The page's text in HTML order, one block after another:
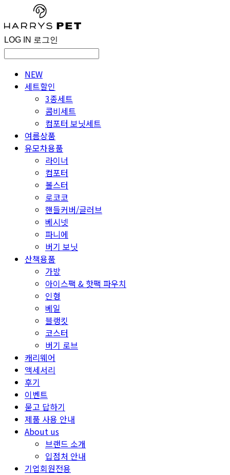
LOG IN 로그인
NEW
세트할인
3종세트
콤비세트
컴포터 보닛세트
여름상품
유모차용품
라이너
컴포터
볼스터
로코코
핸들커버/글러브
베시넷
파니에
버기 보닛
산책용품
가방
아이스팩 & 핫팩 파우치
인형
베일
블랭킷
코스터
버기 로브
캐리웨어
액세서리
후기
이벤트
묻고 답하기
제품 사용 안내
About us
브랜드 소개
입점처 안내
기업회원전용